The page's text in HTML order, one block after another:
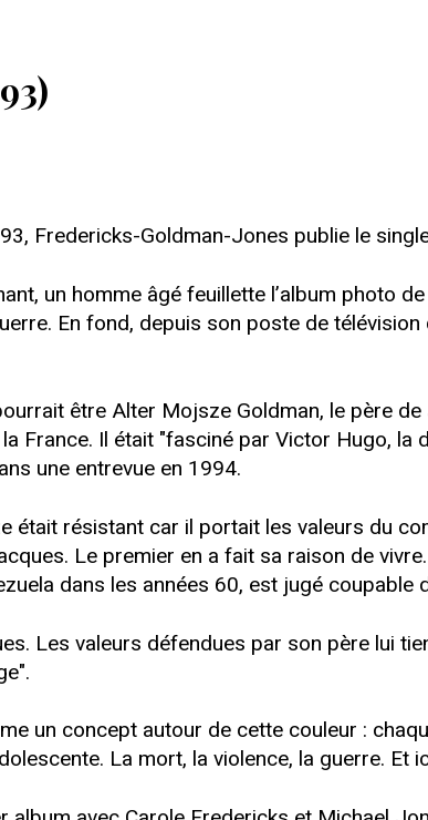
Fredericks-Goldman-Jones publie le
un homme âgé feuillette l’album photo
En fond, depuis son poste de
être Alter Mojsze Goldman, le père
la France. Il était "fasciné par Victor Hugo,
une entrevue en 1994.
était résistant car il portait les valeurs du
Le premier en a fait sa raison de
dans les années 60, est jugé
Les valeurs défendues par son père lui
un concept autour de cette couleur :
La mort, la violence, la guerre. Et